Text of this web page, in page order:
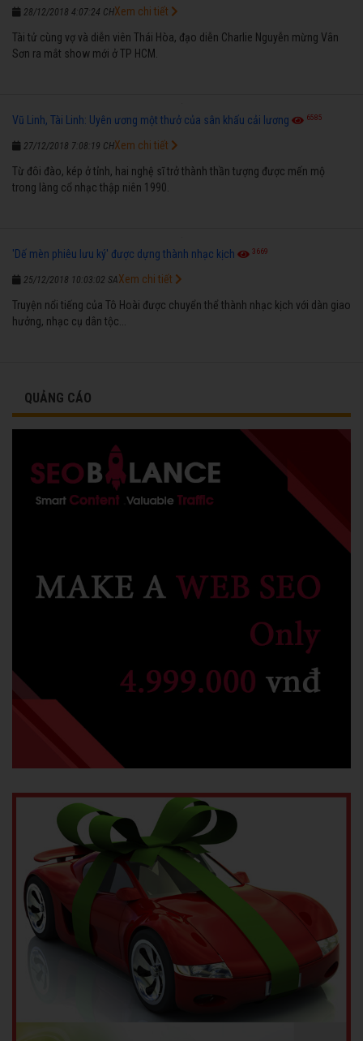
28/12/2018 4:07:24 CH
Tài tử cùng vợ và diễn viên Thái Hòa, đạo diễn Charlie Nguyễn mừng Vân
Sơn ra mắt show mới ở TP HCM.
Xem chi tiết
Vũ Linh, Tài Linh: Uyên ương một thưở của sân khấu cải lương 6585
27/12/2018 7:08:19 CH
Từ đôi đào, kép ở tỉnh, hai nghệ sĩ trở thành thần tượng được mến mộ
trong làng cổ nhạc thập niên 1990.
Xem chi tiết
'Dế mèn phiêu lưu ký' được dựng thành nhạc kịch 3669
25/12/2018 10:03:02 SA
Truyện nổi tiếng của Tô Hoài được chuyển thể thành nhạc kịch với dàn giao
hưởng, nhạc cụ dân tộc...
Xem chi tiết
QUẢNG CÁO